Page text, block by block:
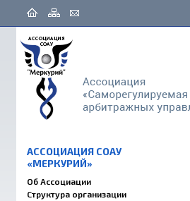
АССОЦИАЦИЯ СОАУ
«МЕРКУРИЙ»
Об Ассоциации
Структура организации